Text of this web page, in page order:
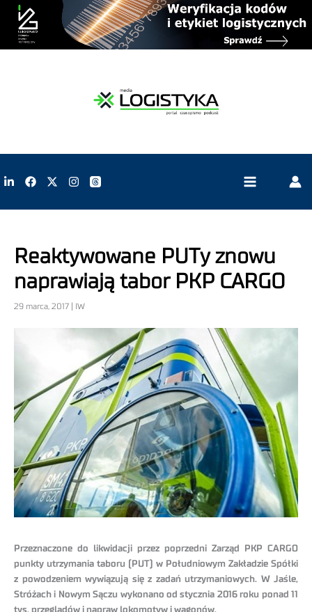
Reaktywowane PUTy znowu
naprawiają tabor PKP CARGO
29 marca, 2017 | IW
Przeznaczone do likwidacji przez poprzedni Zarząd PKP CARGO
punkty utrzymania taboru (PUT) w Południowym Zakładzie Spółki
z powodzeniem wywiązują się z zadań utrzymaniowych. W Jaśle,
Stróżach i Nowym Sączu wykonano od stycznia 2016 roku ponad 11